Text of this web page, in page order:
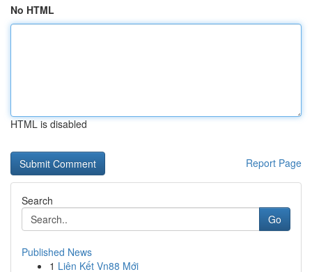
No HTML
HTML is disabled
Report Page
Search
Go
Published News
1 Liên Kết Vn88 Mới